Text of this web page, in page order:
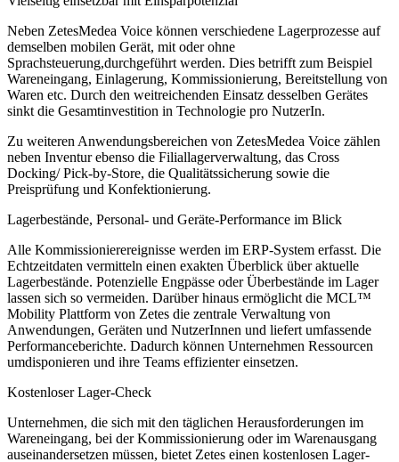
Neben ZetesMedea Voice können verschiedene Lagerprozesse auf
demselben mobilen Gerät, mit oder ohne
Sprachsteuerung,durchgeführt werden. Dies betrifft zum Beispiel
Wareneingang, Einlagerung, Kommissionierung, Bereitstellung von
Waren etc. Durch den weitreichenden Einsatz desselben Gerätes
sinkt die Gesamtinvestition in Technologie pro NutzerIn.
Zu weiteren Anwendungsbereichen von ZetesMedea Voice zählen
neben Inventur ebenso die Filiallagerverwaltung, das Cross
Docking/ Pick-by-Store, die Qualitätssicherung sowie die
Preisprüfung und Konfektionierung.
Lagerbestände, Personal- und Geräte-Performance im Blick
Alle Kommissionierereignisse werden im ERP-System erfasst. Die
Echtzeitdaten vermitteln einen exakten Überblick über aktuelle
Lagerbestände. Potenzielle Engpässe oder Überbestände im Lager
lassen sich so vermeiden. Darüber hinaus ermöglicht die MCL™
Mobility Plattform von Zetes die zentrale Verwaltung von
Anwendungen, Geräten und NutzerInnen und liefert umfassende
Performanceberichte. Dadurch können Unternehmen Ressourcen
umdisponieren und ihre Teams effizienter einsetzen.
Kostenloser Lager-Check
Unternehmen, die sich mit den täglichen Herausforderungen im
Wareneingang, bei der Kommissionierung oder im Warenausgang
auseinandersetzen müssen, bietet Zetes einen kostenlosen Lager-